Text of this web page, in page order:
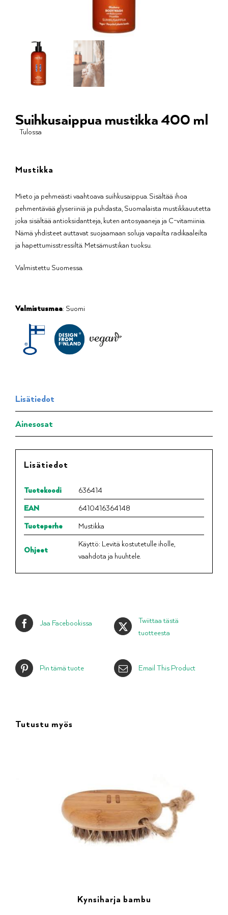
Suihkusaippua mustikka 400 ml
Tulossa
Mustikka
Mieto ja pehmeästi vaahtoava suihkusaippua. Sisältää ihoa
pehmentävää glyseriiniä ja puhdasta, Suomalaista mustikkauutetta
joka sisältää antioksidantteja, kuten antosyaaneja ja C-vitamiinia.
Nämä yhdisteet auttavat suojaamaan soluja vapailta radikaaleilta
ja hapettumisstressiltä. Metsämustikan tuoksu.
Valmistettu Suomessa.
Valmistusmaa: Suomi
Lisätiedot
Ainesosat
Lisätiedot
Tuotekoodi
636414
EAN
6410416364148
Tuoteperhe
Mustikka
Ohjeet
Käyttö: Levitä kostutetulle iholle,
vaahdota ja huuhtele.
Jaa Facebookissa
Twiittaa tästä
tuotteesta
Pin tämä tuote Email This Product
Tutustu myös
Kynsiharja bambu